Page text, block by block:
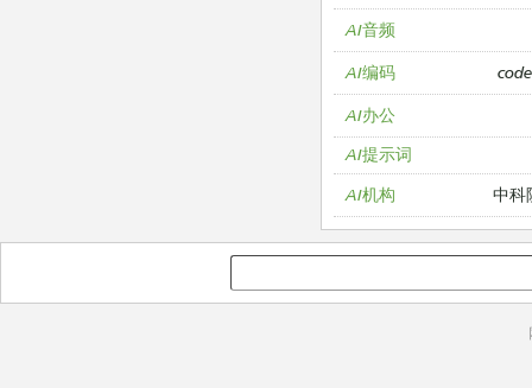
AI音频
AI编码
AI办公
AI提示词
AI机构
中科